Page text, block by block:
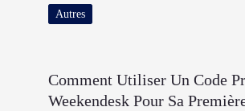
Autres
Comment Utiliser Un Code
Weekendesk Pour Sa